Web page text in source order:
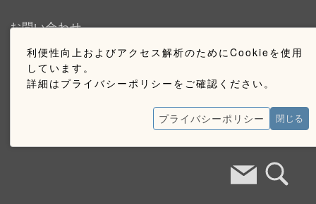
利便性向上およびアクセス解析のためにCookieを使用
しています。
詳細はプライバシーポリシーをご確認ください。
プライバシーポリシー 閉じる
お問い合わせ
採用情報
お問い合わせ